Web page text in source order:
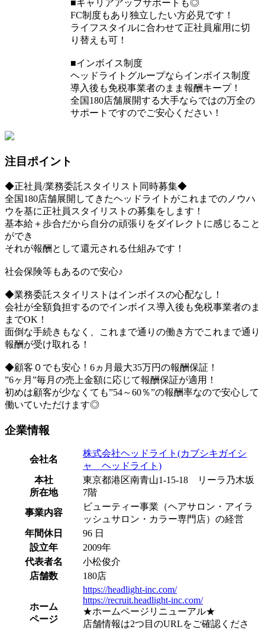
■キャリアアップサポートも◎
FC制度もあり独立したい方必見です！
ライフスタイルに合わせて正社員雇用に切
り替えも可！
■インボイス制度
ヘッドライトグループならインボイス制度
導入後も免税事業者のまま報酬キープ！
全国180店舗展開する大手ならではの万全の
サポートですのでご安心ください！
注目ポイント
◆正社員/業務委託スタイリスト同時募集◆
全国180店舗展開してきたヘッドライトがこれまでのノウハ
ウを基に正社員スタイリストの募集をします！
基本給＋歩合だから自分の頑張りをダイレクトに感じること
ができ
それが報酬として還元される仕組みです！
社会保険等もあるので安心♪
◆業務委託スタイリストはインボイスの心配なし！
会社が全額負担するのでインボイス導入後も免税事業者のま
までOK！
面倒な手続きもなく、これまで通りの働き方でこれまで通り
報酬が受け取れる！
◆顧客０でも安心！6ヵ月最大35万円の報酬保証！
”6ヶ月”毎月の売上金額に応じて報酬保証が適用！
初めは顧客が少なくても”54～60％”の報酬率なので安心して
働いていただけます◎
企業情報
会社名
株式会社ヘッドライト(カブシキガイシ
ャ ヘッドライト)
本社
所在地
東京都港区南青山1-15-18 リーラ乃木坂
7階
事業内容
ビューティー事業（ヘアサロン・アイラ
ッシュサロン・カラー専門店）の経営
年間休日
96 日
設立年
2009年
代表者名
小松俊介
店舗数
180店
ホーム
ページ
https://headlight-inc.com/
https://recruit.headlight-inc.com/
★ホームページリニューアル★
店舗情報は2つ目のURLをご確認くださ